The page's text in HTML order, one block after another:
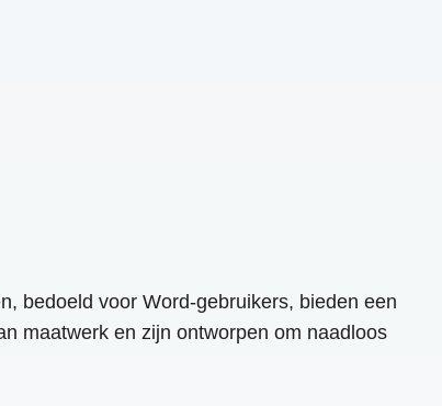
bedoeld voor Word-gebruikers, bieden een
maatwerk en zijn ontworpen om naadloos